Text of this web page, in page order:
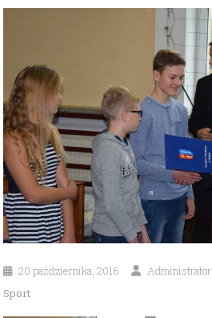
20 października, 2016 Administrator
Sport